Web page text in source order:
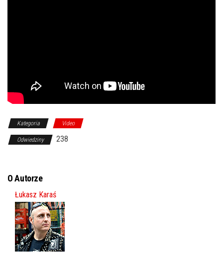
Kategoria Video
Odwiedziny 238
O Autorze
Łukasz Karaś